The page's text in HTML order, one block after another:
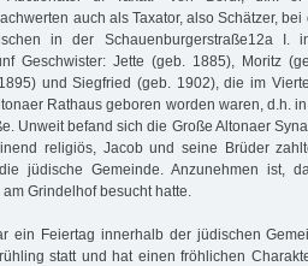
auch als Taxator, also Schätzer,
in der Schauenburgerstraße12a I.
Geschwister: Jette (geb. 1885), Moritz
und Siegfried (geb. 1902), die im
Rathaus geboren worden waren, d.h.
Unweit befand sich die Große Altonaer
religiös, Jacob und seine Brüder
jüdische Gemeinde. Anzunehmen ist,
Grindelhof besucht hatte.
ein Feiertag innerhalb der jüdischen
statt und hat einen fröhlichen